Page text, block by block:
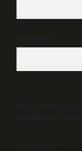
Web Sitesi
Daha sonraki
site adresim bu
6 + 2 kaçtır? *